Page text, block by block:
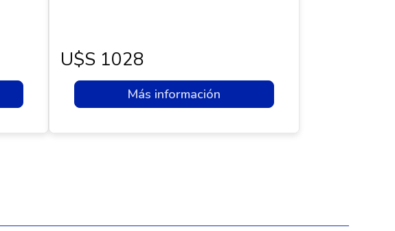
U$s 1028
Más información